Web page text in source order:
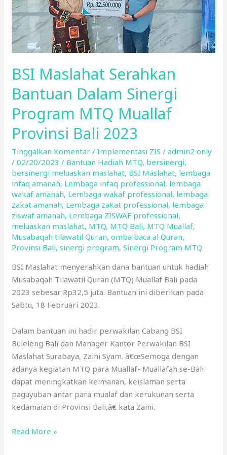
BSI Maslahat Serahkan
Bantuan Dalam Sinergi
Program MTQ Muallaf
Provinsi Bali 2023
Tinggalkan Komentar /Implementasi ZIS /admin2 only
/02/20/2023/ Bantuan Hadiah MTQ, bersinergi,
bersinergi meluaskan maslahat, BSI Maslahat, lembaga
infaq amanah, Lembaga infaq professional, lembaga
wakaf amanah, Lembaga wakaf professional, lembaga
zakat amanah, Lembaga zakat professional, lembaga
ziswaf amanah, Lembaga ZISWAF professional,
meluaskan maslahat, MTQ, MTQ Bali, MTQ Muallaf,
Musabaqah tilawatil Quran,omba baca al Quran,
Provinsi Bali,sinergi program,Sinergi Program MTQ
BSI Maslahat menyerahkan dana bantuan untuk hadiah
Musabaqah Tilawatil Quran (MTQ) Muallaf Bali pada
2023 sebesar Rp32,5 juta. Bantuan ini diberikan pada
Sabtu, 18 Februari 2023.
Dalam bantuan ini hadir perwakilan Cabang BSI
Buleleng Bali dan Manager Kantor Perwakilan BSI
Maslahat Surabaya, Zaini Syam. â€œSemoga dengan
adanya kegiatan MTQ para Muallaf- Muallafah se-Bali
dapat meningkatkan keimanan, keislaman serta
paguyuban antar para mualaf dan kerukunan serta
kedamaian di Provinsi Bali,â€ kata Zaini.
MTQ
Muallaf
Provinsi
Bali
Read More »